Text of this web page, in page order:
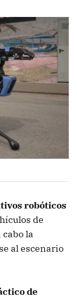
robóticos
de
la
al escenario
de